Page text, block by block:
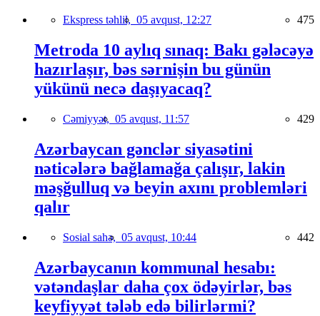
Ekspress təhlil, 05 avqust, 12:27 475
Metroda 10 aylıq sınaq: Bakı gələcəyə
hazırlaşır, bəs sərnişin bu günün
yükünü necə daşıyacaq?
Cəmiyyət, 05 avqust, 11:57 429
Azərbaycan gənclər siyasətini
nəticələrə bağlamağa çalışır, lakin
məşğulluq və beyin axını problemləri
qalır
Sosial sahə, 05 avqust, 10:44 442
Azərbaycanın kommunal hesabı:
vətəndaşlar daha çox ödəyirlər, bəs
keyfiyyət tələb edə bilirlərmi?